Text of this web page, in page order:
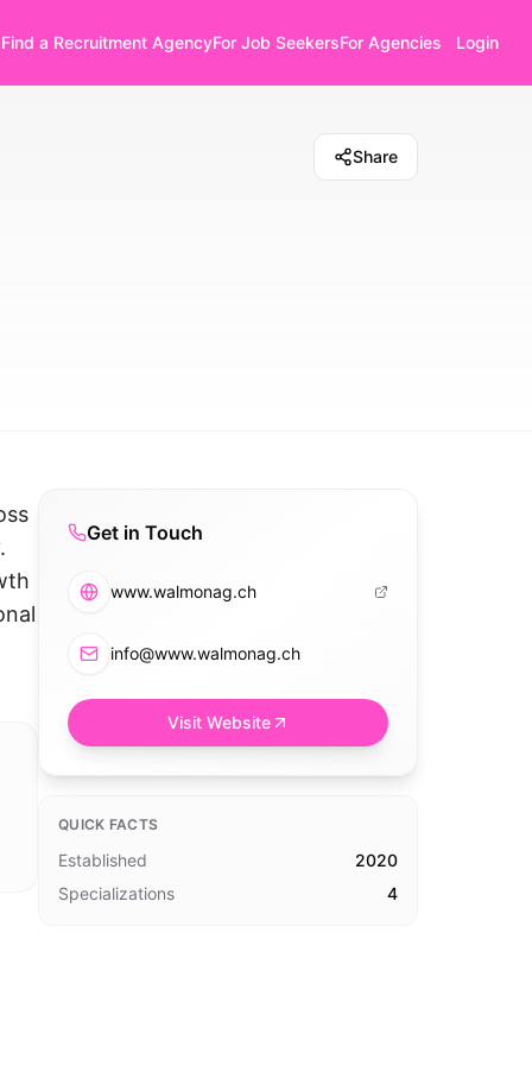
Find a Recruitment AgencyFor Job SeekersFor Agencies Login
Share
Get in Touch
www.walmonag.ch
info@www.walmonag.ch
Visit Website
QUICK FACTS
Established
2020
Specializations
4